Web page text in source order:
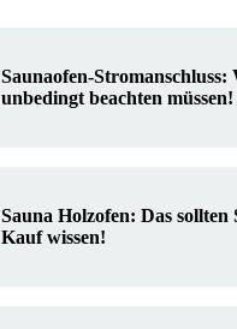
Saunaofen-Stromanschluss:
unbedingt beachten müssen!
Sauna Holzofen: Das sollten
Kauf wissen!